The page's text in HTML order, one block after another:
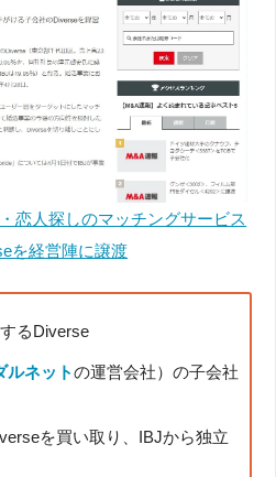
恋人探しのマッチングサービス
を経営陣に譲渡
るDiverse
ルネットの運営会社）の子会社
を買い取り、IBJから独立